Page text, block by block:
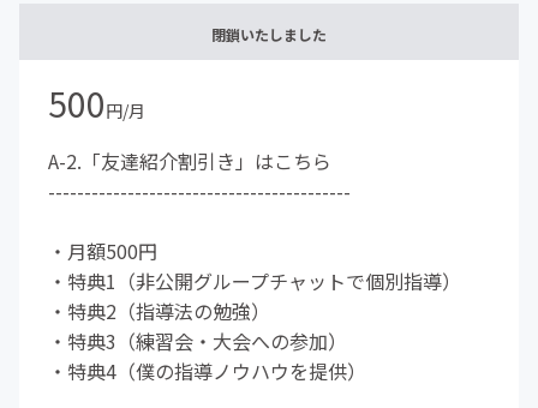
閉鎖いたしました
500円/月
A-2.「友達紹介割引き」はこちら
------------------------------------------
・月額500円
・特典1（非公開グループチャットで個別指導）
・特典2（指導法の勉強）
・特典3（練習会・大会への参加）
・特典4（僕の指導ノウハウを提供）